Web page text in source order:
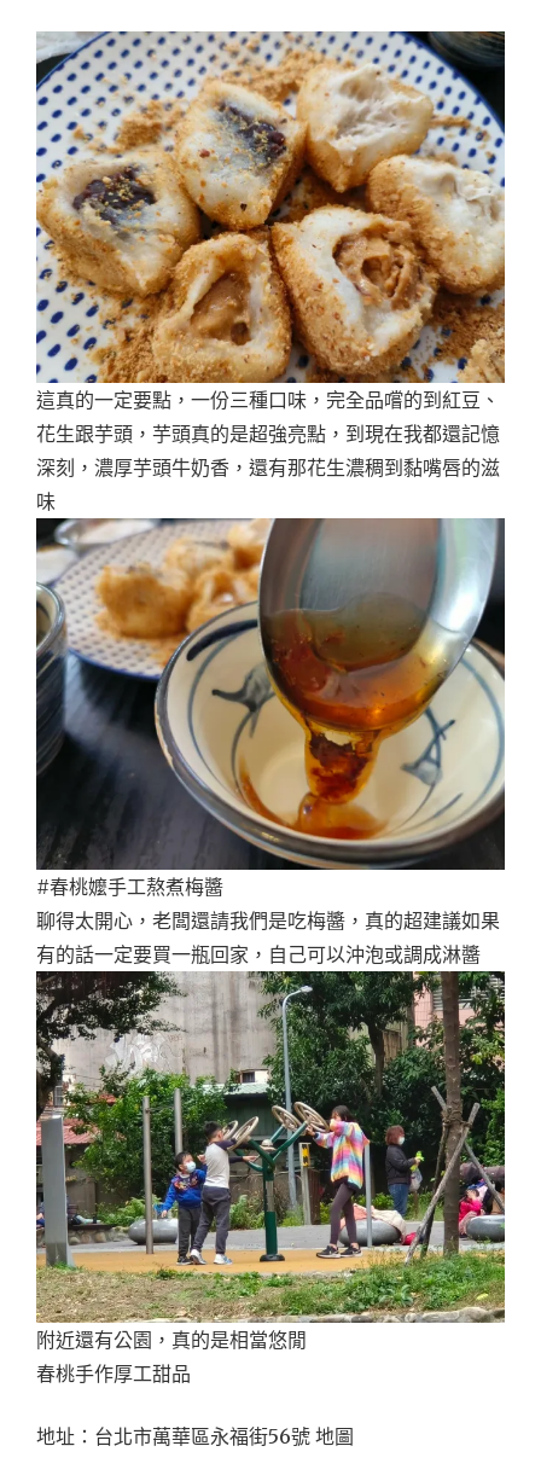
這真的一定要點，一份三種口味，完全品嚐的到紅豆、
花生跟芋頭，芋頭真的是超強亮點，到現在我都還記憶
深刻，濃厚芋頭牛奶香，還有那花生濃稠到黏嘴唇的滋
味
#春桃嬤手工熬煮梅醬
聊得太開心，老闆還請我們是吃梅醬，真的超建議如果
有的話一定要買一瓶回家，自己可以沖泡或調成淋醬
附近還有公園，真的是相當悠閒
春桃手作厚工甜品
地址：台北市萬華區永福街56號 地圖